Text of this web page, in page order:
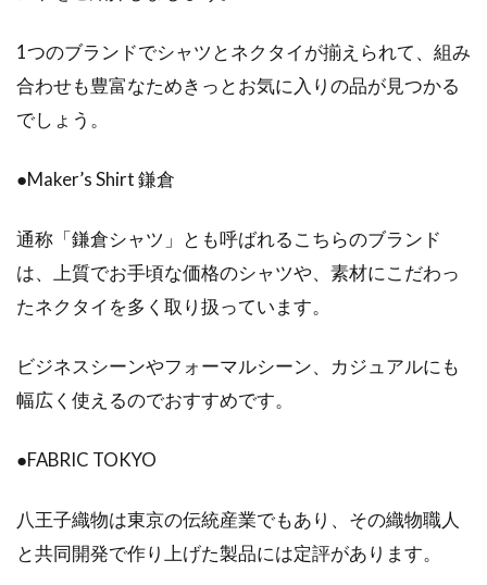
1つのブランドでシャツとネクタイが揃えられて、組み
合わせも豊富なためきっとお気に入りの品が見つかる
でしょう。
●Maker’s Shirt 鎌倉
通称「鎌倉シャツ」とも呼ばれるこちらのブランド
は、上質でお手頃な価格のシャツや、素材にこだわっ
たネクタイを多く取り扱っています。
ビジネスシーンやフォーマルシーン、カジュアルにも
幅広く使えるのでおすすめです。
●FABRIC TOKYO
八王子織物は東京の伝統産業でもあり、その織物職人
と共同開発で作り上げた製品には定評があります。